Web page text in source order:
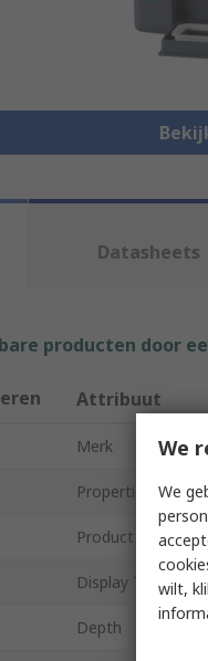
Datasheets
producten door
Attribuut
Merk
Properties
Product Type
Display Type
Depth
We
We
wilt,